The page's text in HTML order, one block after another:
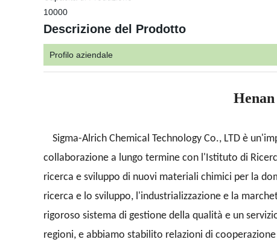
10000
Descrizione del Prodotto
Profilo aziendale
Sigma-Alrich Chemical Technology Co., LTD è
collaborazione a lungo termine con l'Istituto di
ricerca e sviluppo di nuovi materiali chimici per la
ricerca e lo sviluppo, l'industrializzazione e la
rigoroso sistema di gestione della qualità e un
regioni, e abbiamo stabilito relazioni di